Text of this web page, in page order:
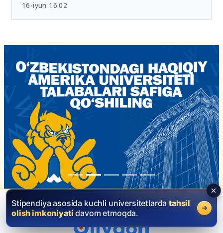
16-iyun 16:02
Stipendiya asosida kuchli universitetlardatahsil
olish imkoniyati davom etmoqda.